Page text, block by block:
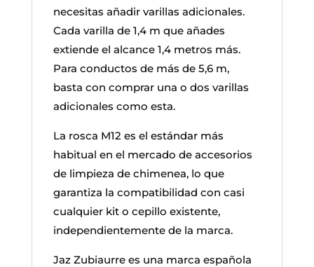
necesitas añadir varillas adicionales.
Cada varilla de 1,4 m que añades
extiende el alcance 1,4 metros más.
Para conductos de más de 5,6 m,
basta con comprar una o dos varillas
adicionales como esta.
La rosca M12 es el estándar más
habitual en el mercado de accesorios
de limpieza de chimenea, lo que
garantiza la compatibilidad con casi
cualquier kit o cepillo existente,
independientemente de la marca.
Jaz Zubiaurre es una marca española